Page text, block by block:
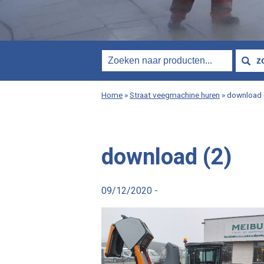
Home »Straat veegmachine huren »download
download (2)
09/12/2020 -